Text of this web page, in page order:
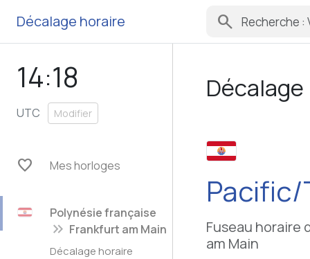
Décalage horaire search
14:18
UTC Modifier
favorite Mes horloges
Polynésie française
keyboard_double_arrow_right Frankfurt am Main
Décalage horaire
Fuseau horaire
am Main